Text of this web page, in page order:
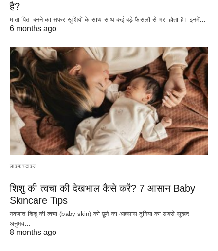
है?
माता-पिता बनने का सफर खुशियों के साथ-साथ कई बड़े फैसलों से भरा होता है। इनमें…
6 months ago
लाइफस्टाइल
शिशु की त्वचा की देखभाल कैसे करें? 7 आसान Baby
Skincare Tips
नवजात शिशु की त्वचा (baby skin) को छूने का अहसास दुनिया का सबसे सुखद
अनुभव…
8 months ago